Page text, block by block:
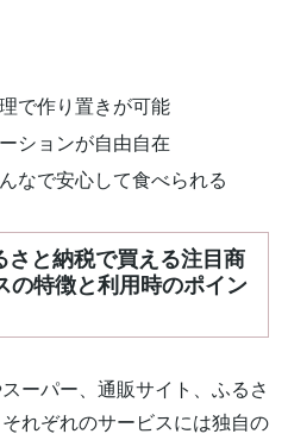
で作り置きが可能
ションが自由自在
なで安心して食べられる
さと納税で買える注目商
の特徴と利用時のポイン
ーパー、通販サイト、ふるさ
れぞれのサービスには独自の